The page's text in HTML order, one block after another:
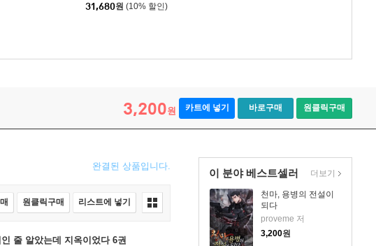
31,680원 (10% 할인)
3,200원 카트에 넣기 바로구매 원클릭구매
이 분야 베스트셀러
천마, 용병의 전설이
되다
proveme 저
3,200원
더보기
완결된 상품입니다.
원클릭구매 리스트에 넣기
줄 알았는데 지옥이었다 6권